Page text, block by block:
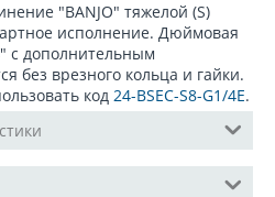
"BANJO" тяжелой (S)
исполнение. Дюймовая
с дополнительным
без врезного кольца и гайки.
код 24-BSEC-S8-G1/4E.